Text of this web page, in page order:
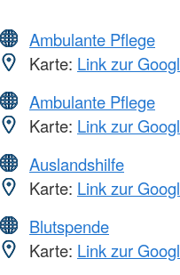
Ambulante Pflege
Karte: Link zur
Ambulante Pflege
Karte: Link zur
Auslandshilfe
Karte: Link zur
Blutspende
Karte: Link zur